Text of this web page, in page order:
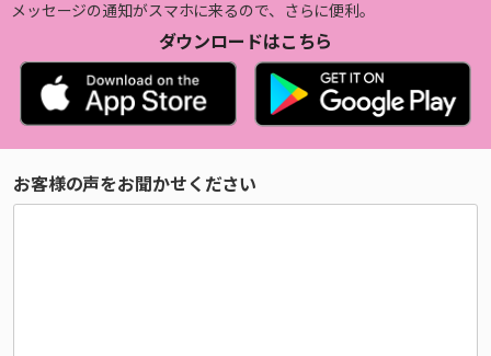
メッセージの通知がスマホに来るので、さらに便利。
ダウンロードはこちら
お客様の声をお聞かせください